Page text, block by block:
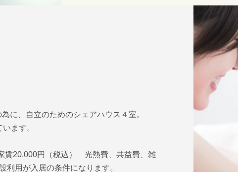
に、自立のためのシェアハウス４室。
ます。
賃20,000円（税込） 光熱費、共益費、雑
用が入居の条件になります。